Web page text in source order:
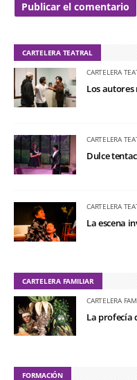
CARTELERA TEATRAL
CARTELERA
Los
CARTELERA
Dulce
CARTELERA
La escena
CARTELERA FAMILIAR
CARTELERA
La profecía
FORMACIÓN